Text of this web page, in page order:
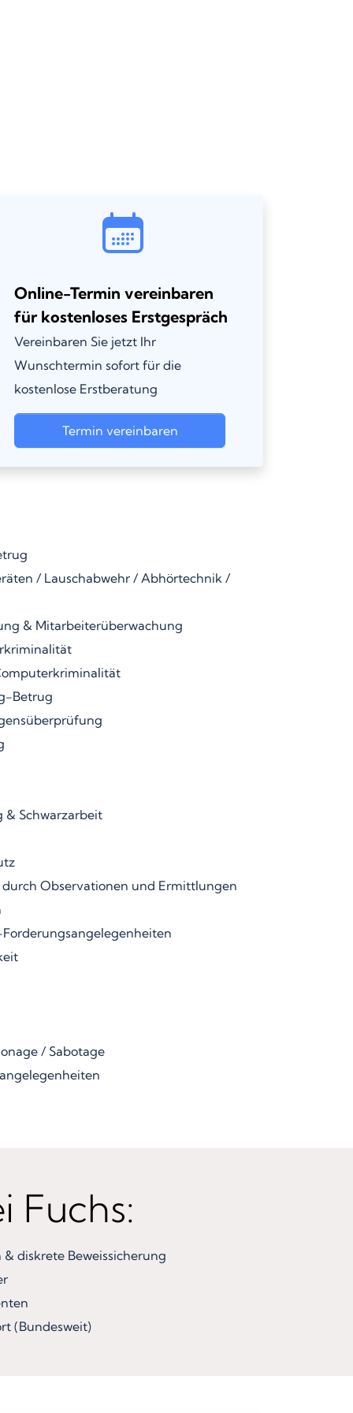
Online-Termin vereinbaren
für kostenloses Erstgespräch
Vereinbaren Sie jetzt Ihr
Wunschtermin sofort für die
kostenlose Erstberatung
Termin vereinbaren
/ Lauschabwehr / Abhörtechnik /
& Mitarbeiterüberwachung
Betrug
Schwarzarbeit
Observationen und Ermittlungen
/ Sabotage
Fuchs:
diskrete Beweissicherung
(Bundesweit)